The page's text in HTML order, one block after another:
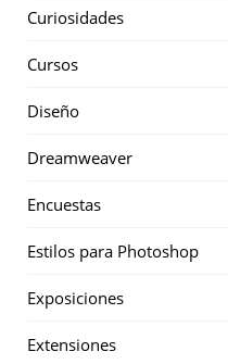
Curiosidades
Cursos
Diseño
Dreamweaver
Encuestas
Estilos para Photoshop
Exposiciones
Extensiones